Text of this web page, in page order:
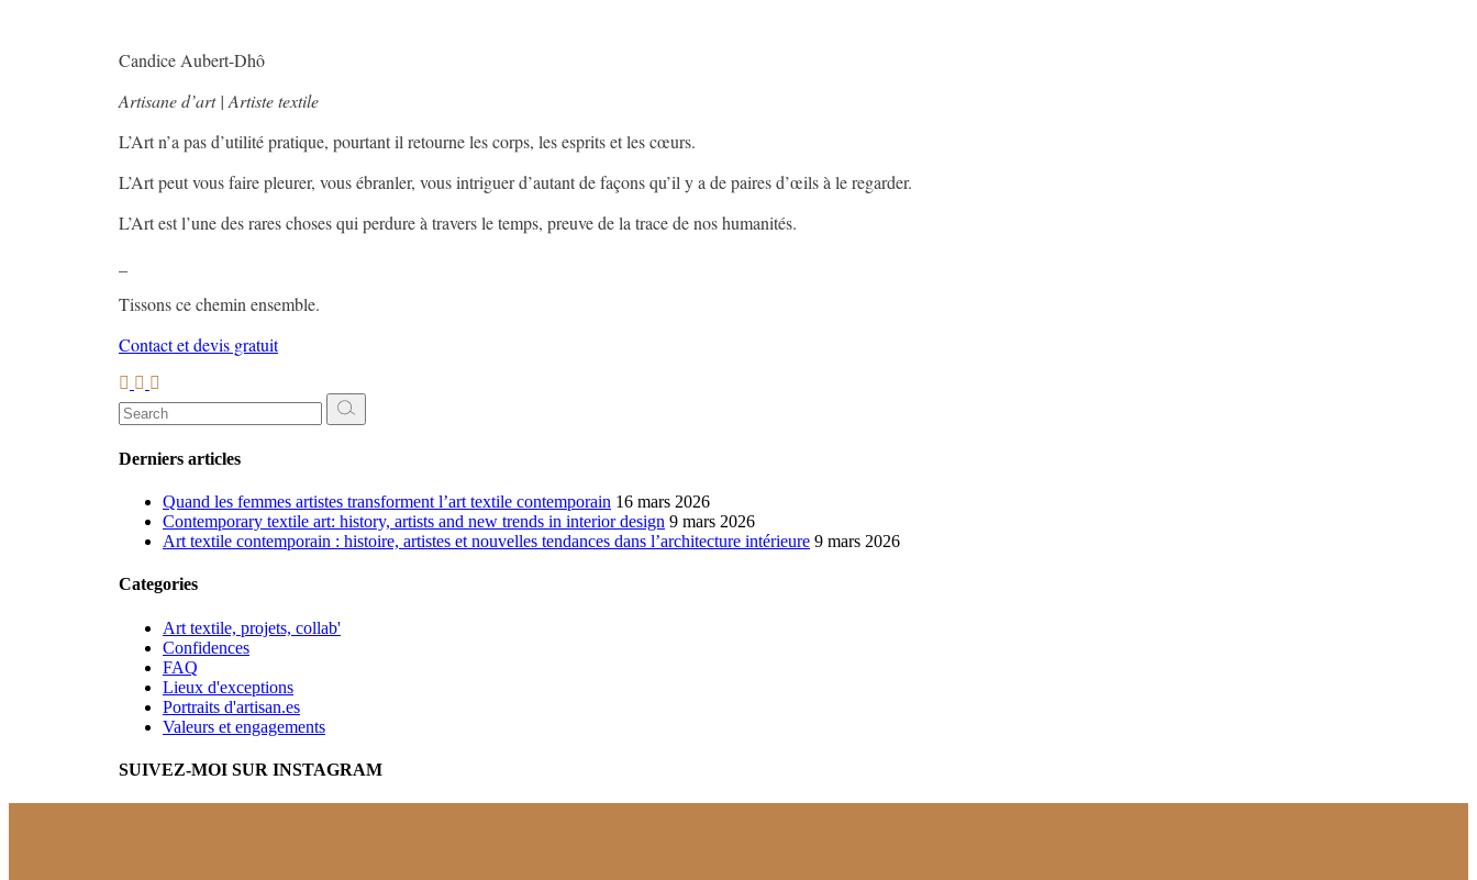
Candice Aubert-Dhô
Artisane d’art | Artiste textile
L’Art n’a pas d’utilité pratique, pourtant il retourne les corps, les esprits et les cœurs.
L’Art peut vous faire pleurer, vous ébranler, vous intriguer d’autant de façons qu’il y a de paires d’œils à le regarder.
L’Art est l’une des rares choses qui perdure à travers le temps, preuve de la trace de nos humanités.
Tissons ce chemin ensemble.
Contact et devis gratuit
Search
for:
Derniers articles
Quand les femmes artistes transforment l’art textile contemporain 16 mars 2026
Contemporary textile art: history, artists and new trends in interior design 9 mars 2026
Art textile contemporain : histoire, artistes et nouvelles tendances dans l’architecture intérieure 9 mars 2026
Categories
Art textile, projets, collab'
Confidences
FAQ
Lieux d'exceptions
Portraits d'artisan.es
Valeurs et engagements
SUIVEZ-MOI SUR INSTAGRAM